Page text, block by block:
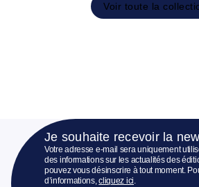
Voir toute la
Je souhaite recevoir la
Votre adresse e-mail sera uniquement
des informations sur les actualités des
pouvez vous désinscrire à tout moment.
d’informations,cliquez ici.